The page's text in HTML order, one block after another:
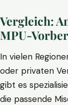
Vergleich:
MPU-
In vielen
oder privaten
gibt es
die passende